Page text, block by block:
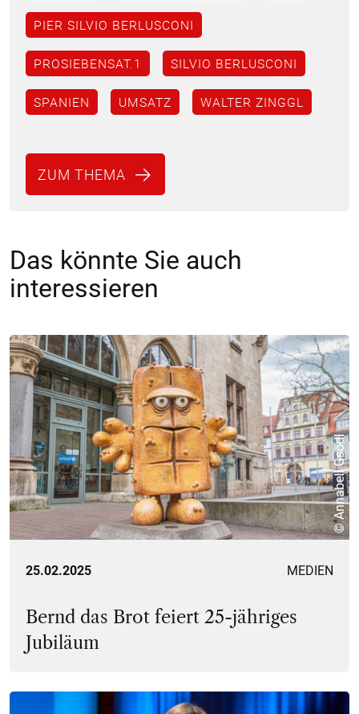
PIER SILVIO BERLUSCONI
PROSIEBENSAT.1 SILVIO BERLUSCONI
SPANIEN UMSATZ WALTER ZINGGL
ZUM THEMA
Das könnte Sie auch
interessieren
© Annabell Gsödl
25.02.2025 MEDIEN
Bernd das Brot feiert 25-jähriges
Jubiläum